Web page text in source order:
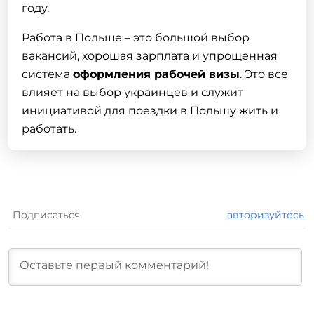
году.
Работа в Польше – это большой выбор
вакансий, хорошая зарплата и упрощенная
системаоформления рабочей визы. Это все
влияет на выбор украинцев и служит
инициативой для поездки в Польшу жить и
работать.
Подписаться авторизуйтесь